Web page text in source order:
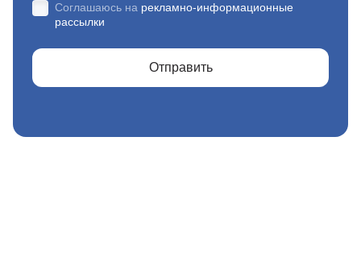
Соглашаюсь на рекламно-информационные
рассылки
Отправить